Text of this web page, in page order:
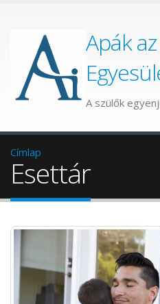
Apák
A szülők
Címlap
Esettár